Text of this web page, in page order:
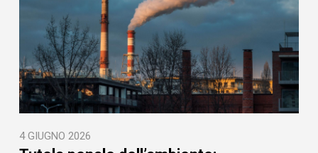
4 GIUGNO 2026